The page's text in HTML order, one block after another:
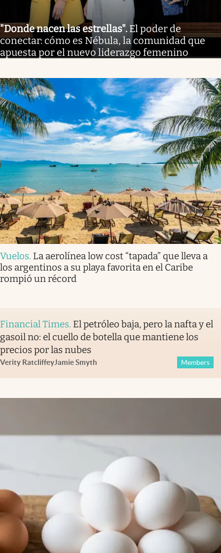
"Donde nacen las estrellas". El poder de
conectar: cómo es Nébula, la comunidad que
apuesta por el nuevo liderazgo femenino
Vuelos. La aerolínea low cost “tapada” que lleva a
los argentinos a su playa favorita en el Caribe
rompió un récord
Financial Times. El petróleo baja, pero la nafta y el
gasoil no: el cuello de botella que mantiene los
precios por las nubes
Verity RatcliffeyJamie Smyth Members